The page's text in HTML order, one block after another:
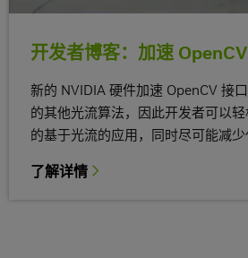
开发者博客：加速 OpenCV
新的 NVIDIA 硬件加速 OpenCV 接
的其他光流算法，因此开发者可以
的基于光流的应用，同时尽可能减少
了解详情